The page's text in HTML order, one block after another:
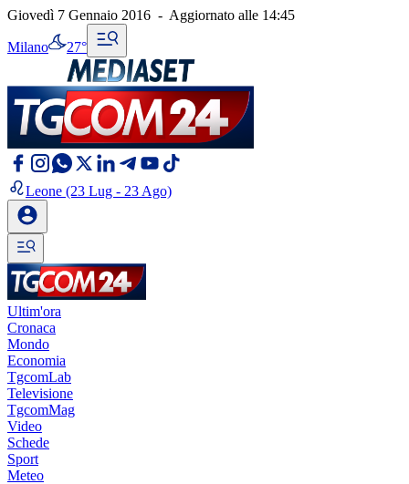
Giovedì 7 Gennaio 2016 - Aggiornato alle 14:45
Milano 27°
Leone (23 Lug - 23 Ago)
Ultim'ora
Cronaca
Mondo
Economia
TgcomLab
Televisione
TgcomMag
Video
Schede
Sport
Meteo